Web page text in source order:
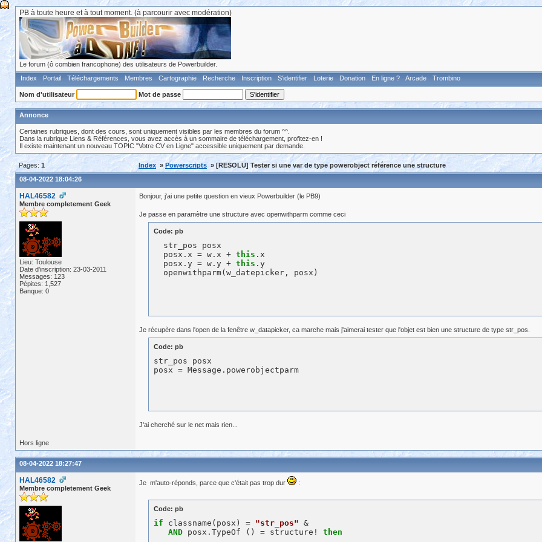
PB à toute heure et à tout moment. (à parcourir avec modération)
Le forum (ô combien francophone) des utilisateurs de Powerbuilder.
Index
Portail Téléchargements Membres Cartographie Recherche Inscription S'identifier Loterie Donation En ligne ? Arcade Trombino
Nom d'utilisateur Mot de passe
Annonce
Certaines rubriques, dont des cours, sont uniquement visibles par les membres du forum ^^.
Dans la rubrique Liens & Références, vous avez accès à un sommaire de téléchargement, profitez-en !
Il existe maintenant un nouveau TOPIC "Votre CV en Ligne" accessible uniquement par demande.
Pages: 1 Index » Powerscripts » [RESOLU] Tester si une var de type powerobject référence une structure
08-04-2022 18:04:26
HAL46582
Membre completement Geek
Lieu: Toulouse
Date d'inscription: 23-03-2011
Messages: 123
Pépites: 1,527
Banque: 0
Bonjour, j'ai une petite question en vieux Powerbuilder (le PB9)
Je passe en paramètre une structure avec openwithparm comme ceci
Code: pb
  str_pos posx
  posx.x = w.x +
this .x
  posx.y = w.y +
this .y
Je récupère dans l'open de la fenêtre w_datapicker, ca marche mais j'aimerai tester que l'objet est bien une structure de type str_pos.
Code: pb
str_pos posx
J'ai cherché sur le net mais rien...
Hors ligne
08-04-2022 18:27:47
HAL46582
Membre completement Geek
Je m'auto-réponds, parce que c'était pas trop dur :
Code: pb
if classname(posx) = "str_pos" &
AND posx.TypeOf () = structure! then